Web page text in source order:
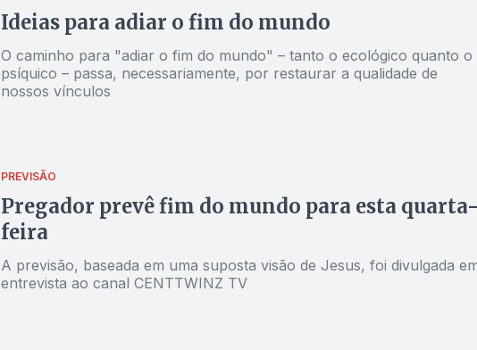
Ideias para adiar o fim do mundo
O caminho para "adiar o fim do mundo" – tanto o ecológico quanto o
psíquico – passa, necessariamente, por restaurar a qualidade de
nossos vínculos
PREVISÃO
Pregador prevê fim do mundo para esta
feira
A previsão, baseada em uma suposta visão de Jesus, foi divulgada
entrevista ao canal CENTTWINZ TV